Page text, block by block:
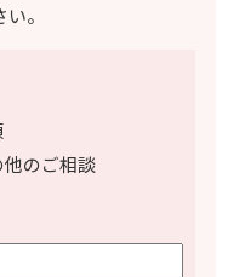
。
他のご相談